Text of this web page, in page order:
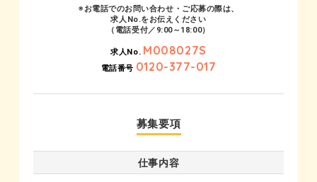
※お電話でのお問い合わせ・ご応募の際は、
求人No.をお伝えください
（電話受付／9:00～18:00）
求人No. M008027S
電話番号 0120-377-017
募集要項
仕事内容